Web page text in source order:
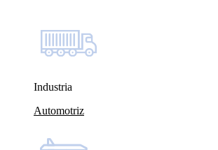
Industria
Automotriz